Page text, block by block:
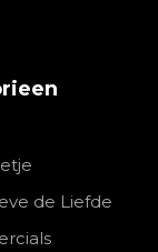
de Liefde